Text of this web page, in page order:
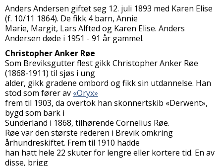
Anders Andersen giftet seg 12. juli 1893 med Karen Elise
(f. 10/11 1864). De fikk 4 barn, Annie
Marie, Margit, Lars Alfted og Karen Elise. Anders
Andersen døde i 1951 - 91 år gammel.
Christopher Anker Røe
Som Breviksgutter flest gikk Christopher Anker Røe
(1868-1911) til sjøs i ung
alder, gikk gradene ombord og fikk sin utdannelse. Han
stod som fører av «Oryx»
frem til 1903, da overtok han skonnertskib «Derwent»,
bygd som bark i
Sunderland i 1868, tilhørende Cornelius Røe.
Røe var den største rederen i Brevik omkring
århundreskiftet. Frem til 1910 hadde
han hatt hele 22 skuter for lengre eller kortere tid. En av
disse, brigg